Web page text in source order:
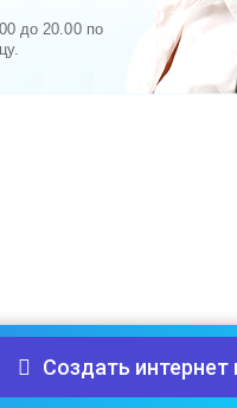
до 20.00 по
Создать интернет